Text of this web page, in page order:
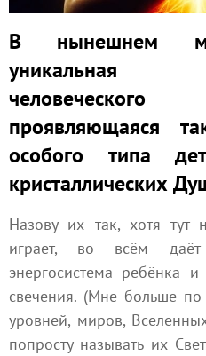
В нынешнем
уникальная
проявляющаяся
особого типа
кристаллических
Назову их так, хотя тут
играет, во всём даёт
энергосистема ребёнка
свечения. (Мне больше
уровней, миров,
попросту называть их